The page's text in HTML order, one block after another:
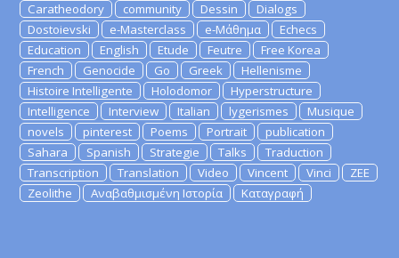
Caratheodory
community Dessin
Dialogs
Dostoievski
e-Masterclass e-Μάθημα
Echecs
Education
English Etude Feutre
Free Korea
French
Genocide Go Greek
Hellenisme
Histoire Intelligente
Holodomor
Hyperstructure
Intelligence
Interview Italian lygerismes
Musique
novels
pinterest Poems Portrait
publication
Sahara
Spanish Strategie Talks
Traduction
Transcription
Translation Video Vincent Vinci
ZEE
Zeolithe
Αναβαθμισμένη Ιστορία Καταγραφή